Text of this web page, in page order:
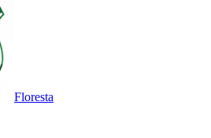
Floresta